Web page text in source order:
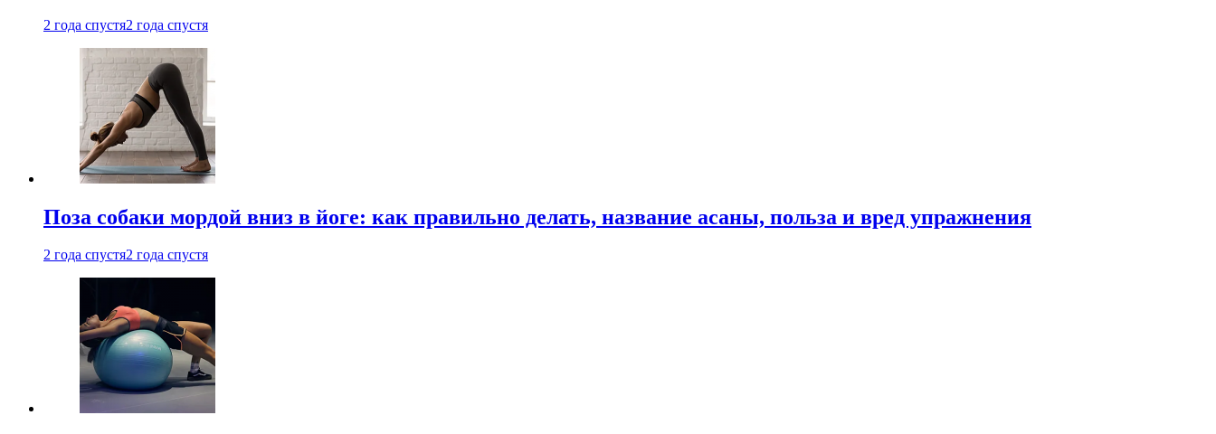
2 года спустя2 года спустя
Поза собаки мордой вниз в йоге: как правильно делать, название асаны, польза и вред упражнения
2 года спустя2 года спустя